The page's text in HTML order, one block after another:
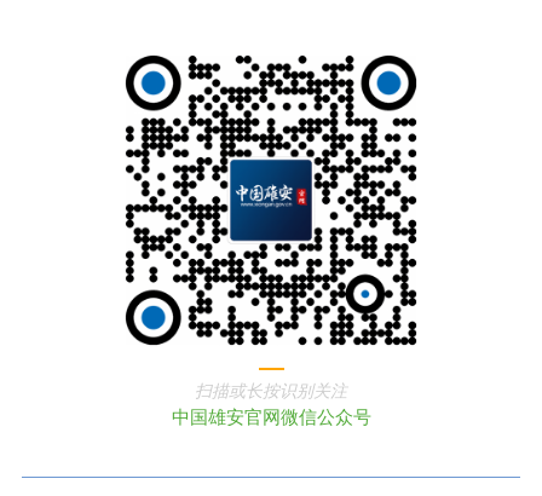
扫描或长按识别关注
中国雄安官网微信公众号